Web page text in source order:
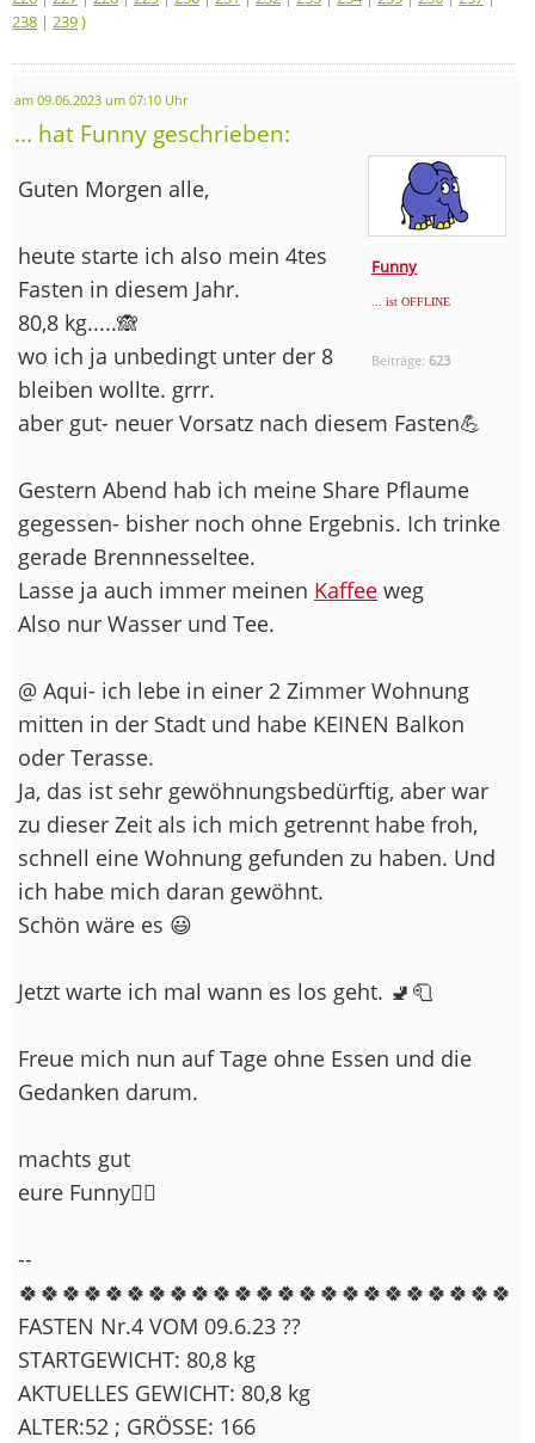
238 | 239)
am 09.06.2023 um 07:10 Uhr
... hat Funny geschrieben:
Funny
... ist OFFLINE
Beiträge:623
Guten Morgen alle,
heute starte ich also mein 4tes
Fasten in diesem Jahr.
80,8 kg.....🙈
wo ich ja unbedingt unter der 8
bleiben wollte. grrr.
aber gut- neuer Vorsatz nach diesem Fasten💪
Gestern Abend hab ich meine Share Pflaume
gegessen- bisher noch ohne Ergebnis. Ich trinke
gerade Brennnesseltee.
Lasse ja auch immer meinen Kaffee weg
Also nur Wasser und Tee.
@ Aqui- ich lebe in einer 2 Zimmer Wohnung
mitten in der Stadt und habe KEINEN Balkon
oder Terasse.
Ja, das ist sehr gewöhnungsbedürftig, aber war
zu dieser Zeit als ich mich getrennt habe froh,
schnell eine Wohnung gefunden zu haben. Und
ich habe mich daran gewöhnt.
Schön wäre es 😃
Jetzt warte ich mal wann es los geht. 🚽 🧻
Freue mich nun auf Tage ohne Essen und die
Gedanken darum.
machts gut
eure Funny🙋‍♀️
--
🍀🍀🍀🍀🍀🍀🍀🍀🍀🍀🍀🍀🍀🍀🍀🍀🍀🍀🍀🍀🍀🍀🍀
FASTEN Nr.4 VOM 09.6.23 ??
STARTGEWICHT: 80,8 kg
AKTUELLES GEWICHT: 80,8 kg
ALTER:52 ; GRÖSSE: 166